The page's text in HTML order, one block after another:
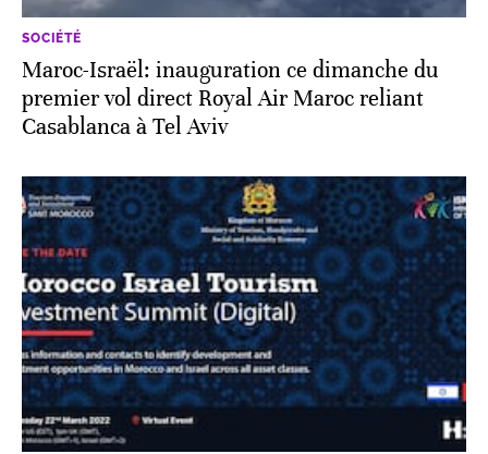
SOCIÉTÉ
Maroc-Israël: inauguration ce dimanche du
premier vol direct Royal Air Maroc reliant
Casablanca à Tel Aviv